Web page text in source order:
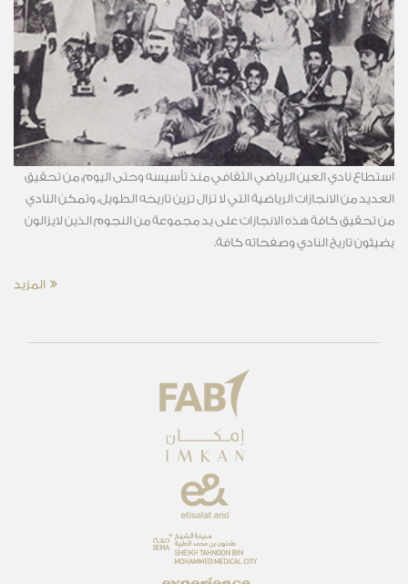
استطاع نادي العين الرياضي الثقافي منذ تأسيسه وحتى اليوم، من تحقيق
العديد من الانجازات الرياضية التي لا تزال تزين تاريخه الطويل، وتمكن النادي
من تحقيق كافة هذه الانجازات على يد مجموعة من النجوم الذين لايزالون
يضيئون تاريخ النادي وصفحاته كافة.
المزيد